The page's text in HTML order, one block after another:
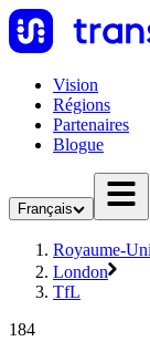
Vision
Régions
Partenaires
Blogue
Français
Royaume-Uni
London
TfL
184